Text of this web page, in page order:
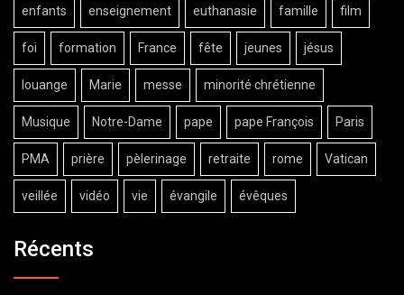
enfants enseignement euthanasie famille film
foi formation France fête jeunes jésus
louange Marie messe minorité chrétienne
Musique Notre-Dame pape pape François Paris
PMA prière pèlerinage retraite rome Vatican
veillée vidéo vie évangile évêques
Récents